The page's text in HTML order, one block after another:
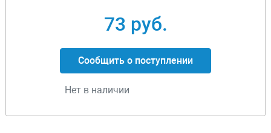
73 руб.
Сообщить о поступлении
Нет в наличии